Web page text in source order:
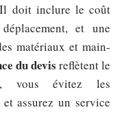
doit inclure le coût
et une
matériaux et main-
du devis reflètent le
vous évitez les
assurez un service